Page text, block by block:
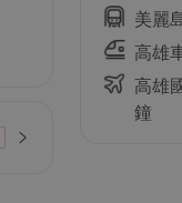
美麗
高雄
高雄
鐘